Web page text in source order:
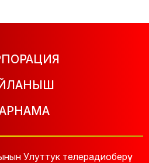
Улуттук телерадиоберүү